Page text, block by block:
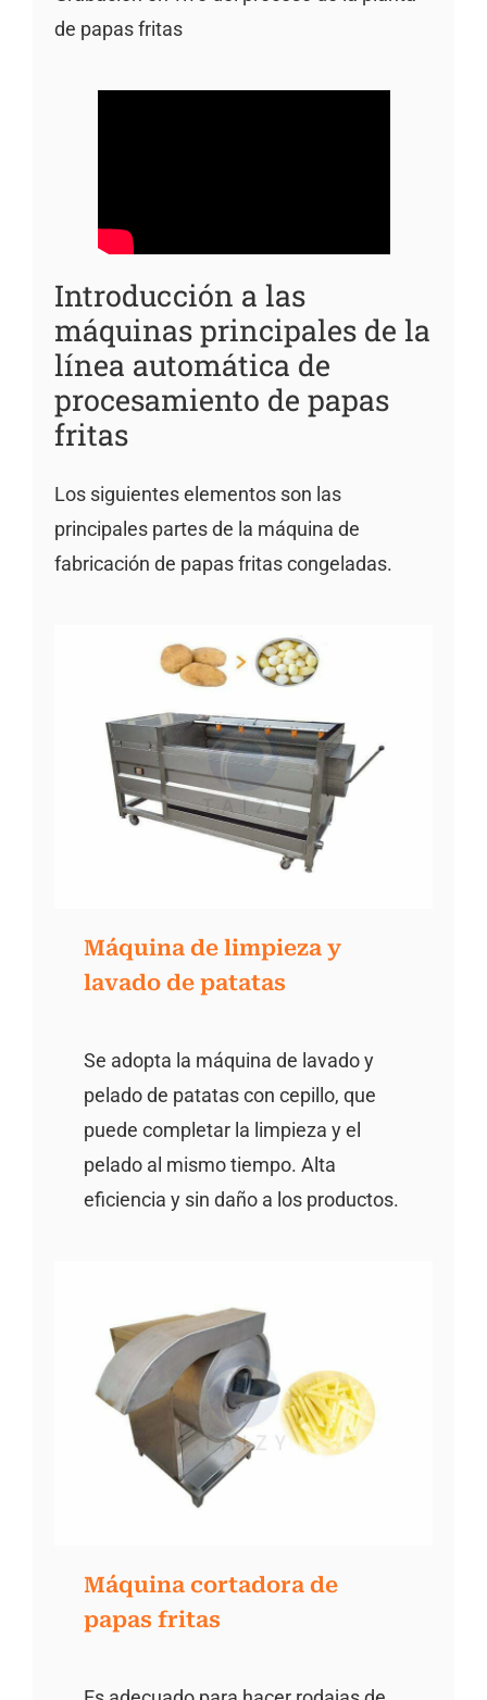
de papas fritas
Introducción a las
máquinas principales de la
línea automática de
procesamiento de papas
fritas
Los siguientes elementos son las
principales partes de la máquina de
fabricación de papas fritas congeladas.
Máquina de limpieza y
lavado de patatas
Se adopta la máquina de lavado y
pelado de patatas con cepillo, que
puede completar la limpieza y el
pelado al mismo tiempo. Alta
eficiencia y sin daño a los productos.
Máquina cortadora de
papas fritas